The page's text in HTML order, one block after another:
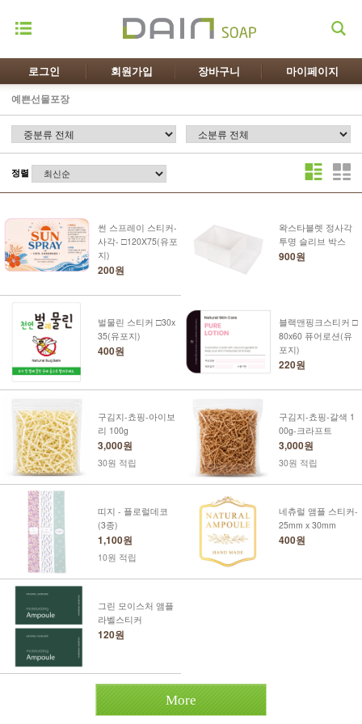
로그인 회원가입 장바구니 마이페이지
예쁜선물포장
정렬
썬 스프레이 스티커-
사각- □120X75(유포
지)
200원
왁스타블렛 정사각
투명 슬리브 박스
900원
벌물린 스티커 □30x
35(유포지)
400원
블랙앤핑크스티커 □
80x60 퓨어로션(유
포지)
220원
구김지-쵸핑-아이보
리 100g
3,000원
30원 적립
구김지-쵸핑-갈색 1
00g-크라프트
3,000원
30원 적립
띠지 - 플로럴데코
(3종)
1,100원
10원 적립
네츄럴 앰플 스티커-
25mm x 30mm
400원
그린 모이스처 앰플
라벨스티커
120원
More